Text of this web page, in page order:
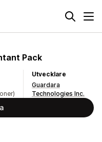
Pack
Utvecklare
Guardara
Technologies Inc.